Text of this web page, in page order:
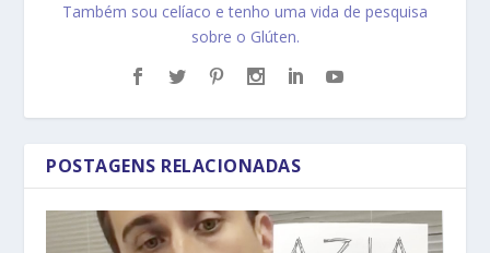
Também sou celíaco e tenho uma vida de pesquisa
sobre o Glúten.
POSTAGENS RELACIONADAS